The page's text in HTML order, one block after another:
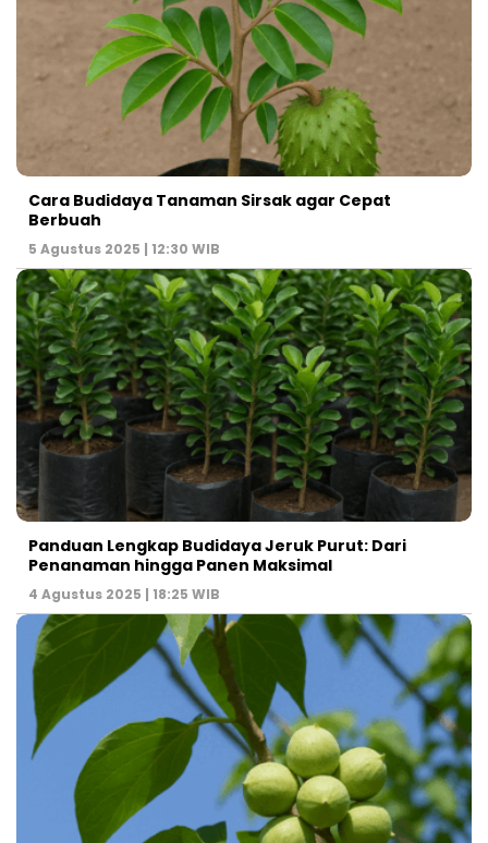
Cara Budidaya Tanaman Sirsak agar Cepat
Berbuah
5 Agustus 2025 | 12:30 WIB
Panduan Lengkap Budidaya Jeruk Purut: Dari
Penanaman hingga Panen Maksimal
4 Agustus 2025 | 18:25 WIB